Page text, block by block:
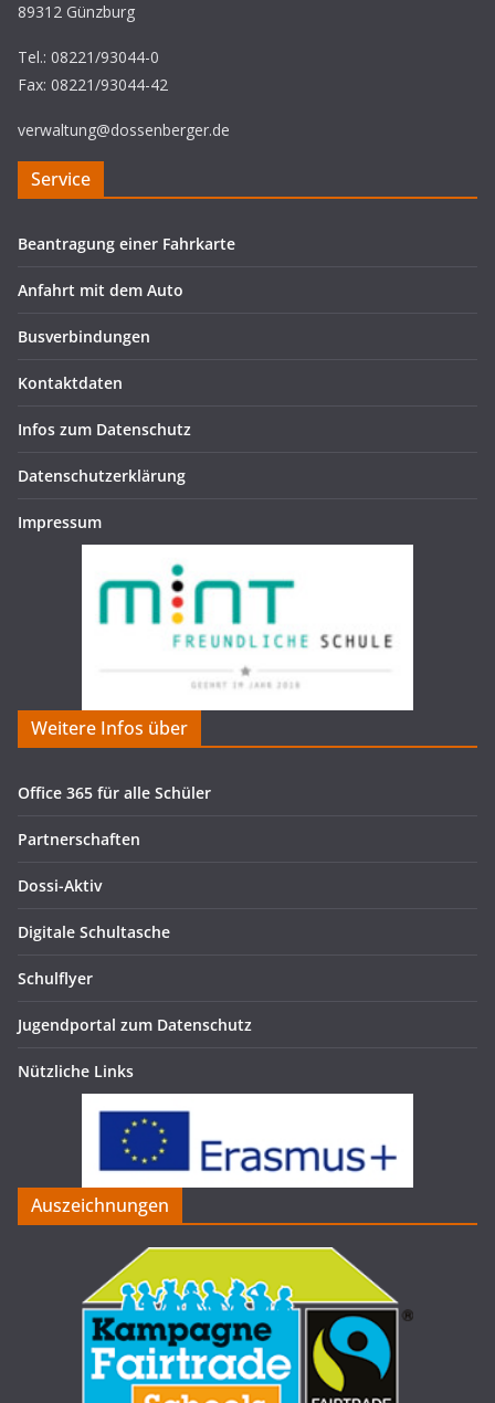
89312 Günzburg
Tel.: 08221/93044-0
Fax: 08221/93044-42
verwaltung@dossenberger.de
Service
Beantragung einer Fahrkarte
Anfahrt mit dem Auto
Busverbindungen
Kontaktdaten
Infos zum Datenschutz
Datenschutzerklärung
Impressum
Weitere Infos über
Office 365 für alle Schüler
Partnerschaften
Dossi-Aktiv
Digitale Schultasche
Schulflyer
Jugendportal zum Datenschutz
Nützliche Links
Auszeichnungen